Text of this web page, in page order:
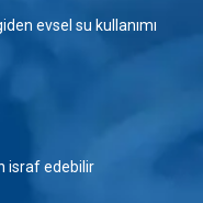
evsel su kullanımı
israf edebilir